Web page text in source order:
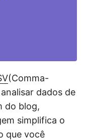
(Comma-
dados de
do blog,
simplifica o
que você